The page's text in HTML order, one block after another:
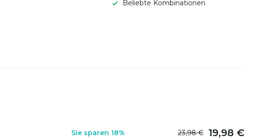
Beliebte Kombinationen
Sie sparen 18% 23,98 € 19,98 €